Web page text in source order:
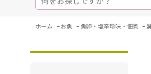
ホーム - お魚 - 魚卵・塩辛珍味・佃煮 -